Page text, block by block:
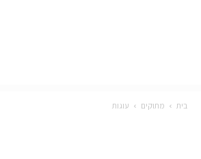
בית מתוקים עוגות